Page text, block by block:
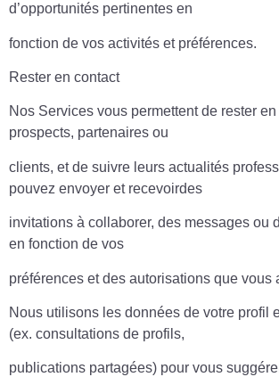
d’opportunités pertinentes en
fonction de vos activités et préférences.
Rester en contact
Nos Services vous permettent de rester
prospects, partenaires ou
clients, et de suivre leurs actualités
pouvez envoyer et recevoirdes
invitations à collaborer, des messages ou
en fonction de vos
préférences et des autorisations que vous
Nous utilisons les données de votre profil
(ex. consultations de profils,
publications partagées) pour vous